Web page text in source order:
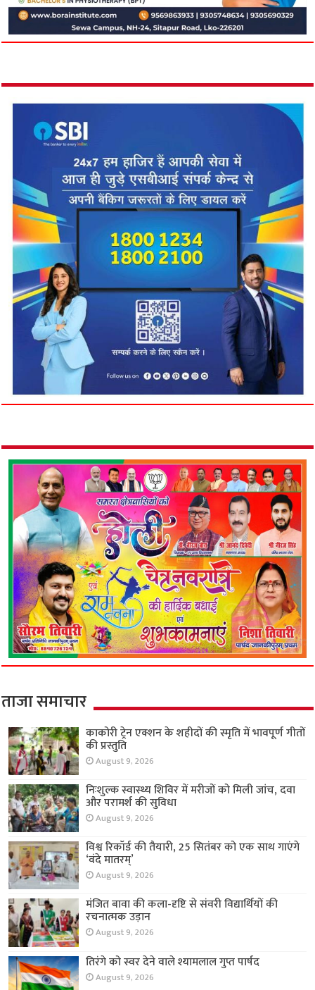
ताजा समाचार
काकोरी ट्रेन एक्शन के शहीदों की स्मृति में भावपूर्ण गीतों
की प्रस्तुति
August 9, 2026
निःशुल्क स्वास्थ्य शिविर में मरीजों को मिली जांच, दवा
और परामर्श की सुविधा
August 9, 2026
विश्व रिकॉर्ड की तैयारी, 25 सितंबर को एक साथ गाएंगे
‘वंदे मातरम्’
August 9, 2026
मंजित बावा की कला-दृष्टि से संवरी विद्यार्थियों की
रचनात्मक उड़ान
August 9, 2026
तिरंगे को स्वर देने वाले श्यामलाल गुप्त पार्षद
August 9, 2026